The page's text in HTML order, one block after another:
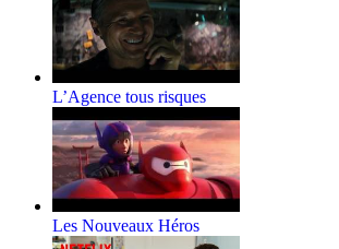
L’Agence tous risques
Les Nouveaux Héros